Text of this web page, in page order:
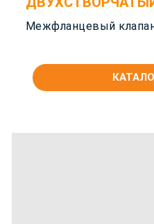
Межфланцевый